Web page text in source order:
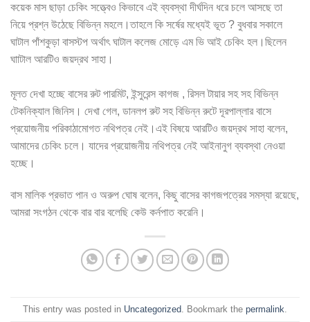
কয়েক মাস ছাড়া চেকিং সত্ত্বেও কিভাবে এই ব্যবস্থা দীর্ঘদিন ধরে চলে আসছে তা
নিয়ে প্রশ্ন উঠেছে বিভিন্ন মহলে।তাহলে কি সর্ষের মধ্যেই ভূত ? বুধবার সকালে
ঘাটাল পাঁশকুড়া বাসস্টপ অর্থাৎ ঘাটাল কলেজ মোড়ে এম ভি আই চেকিং হল।ছিলেন
ঘাাটাল আরটিও জয়দ্রথ সাহা।
মূলত দেখা হচ্ছে বাসের রুট পারমিট, ইন্সুরেন্স কাগজ , রিসল টায়ার সহ সহ বিভিন্ন
টেকনিক্যাল জিনিস। দেখা গেল, ডানলপ রুট সহ বিভিন্ন রুটে দূরপাল্লার বাসে
প্রয়োজনীয় পরিকাঠামোগত নথিপত্র নেই।এই বিষয়ে আরটিও জয়দ্রথ সাহা বলেন,
আমাদের চেকিং চলে। যাদের প্রয়োজনীয় নথিপত্র নেই আইনানুগ ব্যবস্থা নেওয়া
হচ্ছে।
বাস মালিক প্রভাত পান ও অরুপ ঘোষ বলেন, কিছু বাসের কাগজপত্রের সমস্যা রয়েছে,
আমরা সংগঠন থেকে বার বার বলেছি কেউ কর্নপাত করেনি।
This entry was posted in Uncategorized . Bookmark the permalink